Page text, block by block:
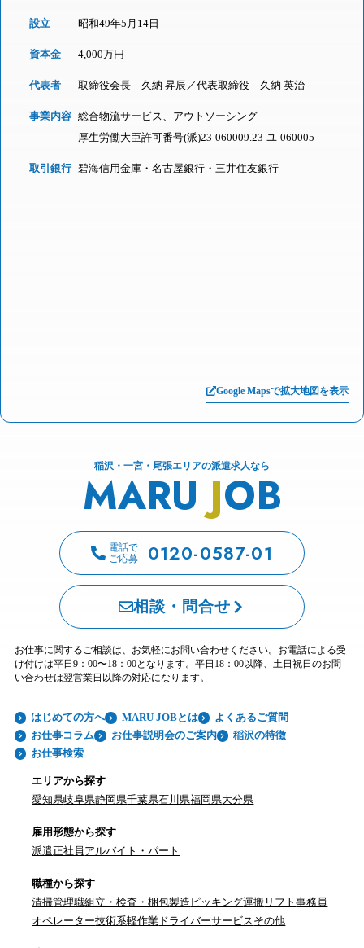
設立 昭和49年5月14日
資本金 4,000万円
代表者 取締役会長 久納 昇辰／代表取締役 久納 英治
事業内容 総合物流サービス、アウトソーシング
厚生労働大臣許可番号(派)23-060009.23-ユ-060005
取引銀行 碧海信用金庫・名古屋銀行・三井住友銀行
Google Mapsで拡大地図を表示
稲沢・一宮・尾張エリアの派遣求人なら
MARUJOB
電話で
ご応募
0120-0587-01
相談・問合せ
お仕事に関するご相談は、お気軽にお問い合わせください。お電話による受
け付けは平日9：00〜18：00となります。平日18：00以降、土日祝日のお問
い合わせは翌営業日以降の対応になります。
はじめての方へ MARU JOBとは
よくあるご質問
お仕事コラム
お仕事説明会のご案内
稲沢の特徴
お仕事検索
エリアから探す
愛知県岐阜県静岡県千葉県石川県福岡県大分県
雇用形態から探す
派遣正社員 アルバイト・パート
職種から探す
清掃管理職組立・検査・梱包製造 ピッキング運搬 リフト事務員
オペレーター技術系軽作業 ドライバーサービスその他